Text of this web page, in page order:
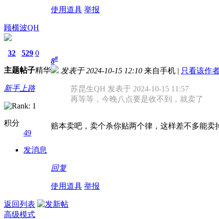
使用道具 举报
顾横波QH
32
主题
529
帖子
0
精华
新手上路
积分
49
发消息
8#
发表于 2024-10-15 12:10 来自手机 | 只看该作
苏昆生QH 发表于 2024-10-15 11:57
再等等，今晚八点要是收不到，就卖了
赔本卖吧，卖个杀你贴两个律，这样差不多能卖
回复
使用道具 举报
返回列表
高级模式